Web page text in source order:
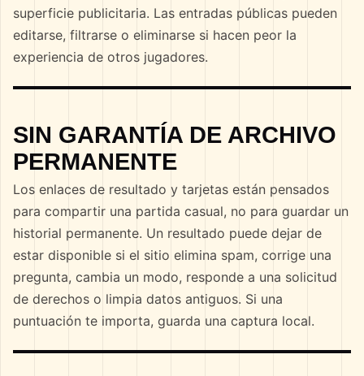
superficie publicitaria. Las entradas públicas pueden
editarse, filtrarse o eliminarse si hacen peor la
experiencia de otros jugadores.
SIN GARANTÍA DE ARCHIVO
PERMANENTE
Los enlaces de resultado y tarjetas están pensados
para compartir una partida casual, no para guardar un
historial permanente. Un resultado puede dejar de
estar disponible si el sitio elimina spam, corrige una
pregunta, cambia un modo, responde a una solicitud
de derechos o limpia datos antiguos. Si una
puntuación te importa, guarda una captura local.